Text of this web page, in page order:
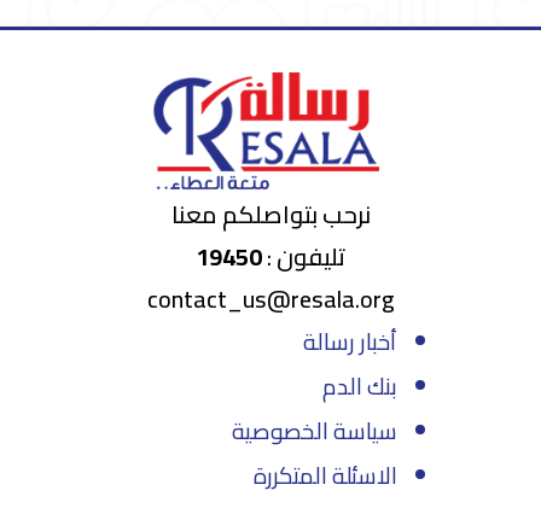
نرحب بتواصلكم معنا
تليفون :19450
contact_us@resala.org
أخبار رسالة
بنك الدم
سياسة الخصوصية
الاسئلة المتكررة